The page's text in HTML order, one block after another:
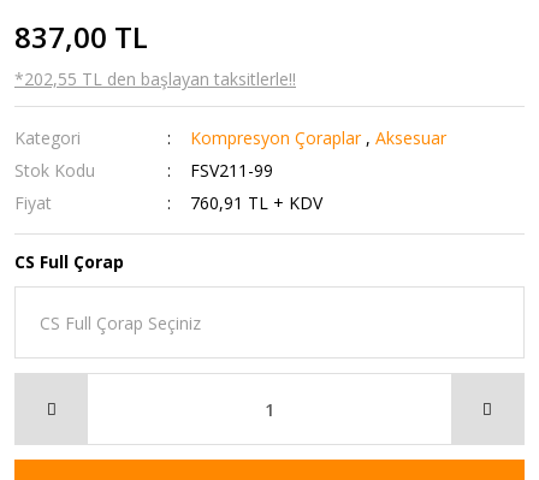
837,00 TL
*202,55 TL den başlayan taksitlerle!!
Kategori Kompresyon Çoraplar ,Aksesuar
Stok Kodu
FSV211-99
Fiyat
760,91 TL + KDV
CS Full Çorap